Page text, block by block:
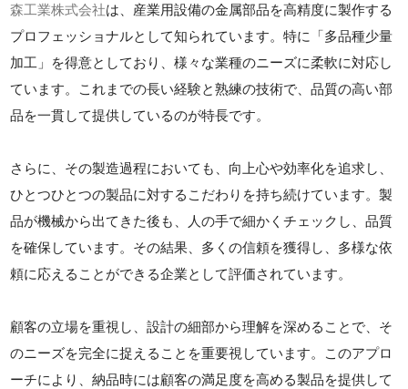
森工業株式会社は、産業用設備の金属部品を高精度に製作する
プロフェッショナルとして知られています。特に「多品種少量
加工」を得意としており、様々な業種のニーズに柔軟に対応し
ています。これまでの長い経験と熟練の技術で、品質の高い部
品を一貫して提供しているのが特長です。
さらに、その製造過程においても、向上心や効率化を追求し、
ひとつひとつの製品に対するこだわりを持ち続けています。製
品が機械から出てきた後も、人の手で細かくチェックし、品質
を確保しています。その結果、多くの信頼を獲得し、多様な依
頼に応えることができる企業として評価されています。
顧客の立場を重視し、設計の細部から理解を深めることで、そ
のニーズを完全に捉えることを重要視しています。このアプロ
ーチにより、納品時には顧客の満足度を高める製品を提供して